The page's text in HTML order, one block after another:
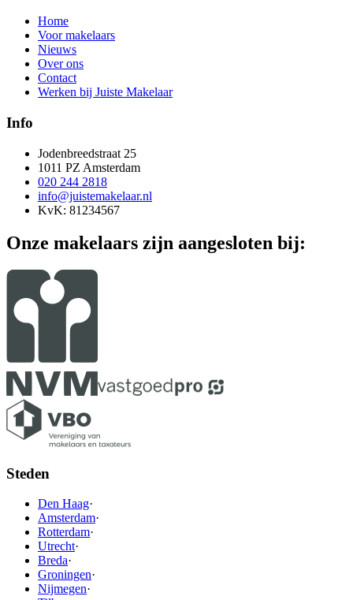
Home
Voor makelaars
Nieuws
Over ons
Contact
Werken bij Juiste Makelaar
Info
Jodenbreedstraat 25
1011 PZ Amsterdam
020 244 2818
info@juistemakelaar.nl
KvK: 81234567
Onze makelaars zijn aangesloten bij:
Steden
Den Haag·
Amsterdam·
Rotterdam·
Utrecht·
Breda·
Groningen·
Nijmegen·